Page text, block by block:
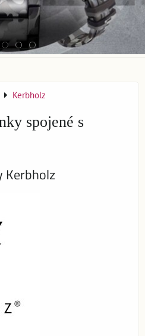
Kerbholz
spojené s
Kerbholz